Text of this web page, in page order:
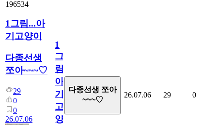
196534
1그림...아
기고양이
다종선생
쪼아~~~♡
29
0
0
26.07.06
1
그
림...
아
기
고
양
다종선생 쪼아
~~~♡
26.07.06 29 0